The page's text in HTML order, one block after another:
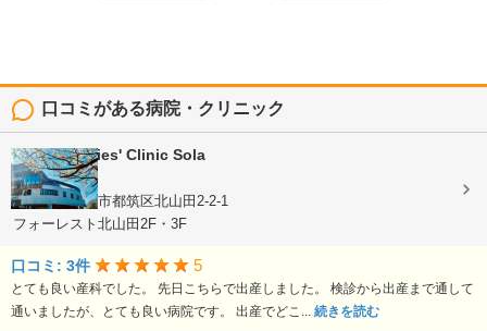
口コミがある病院・クリニック
Birth & Ladies' Clinic Sola
産科, 婦人科
神奈川県横浜市都筑区北山田2-2-1
フォーレスト北山田2F・3F
口コミ: 3件 5
とても良い産科でした。 先日こちらで出産しました。 検診から出産まで通して
通いましたが、とても良い病院です。 出産でどこ... 続きを読む